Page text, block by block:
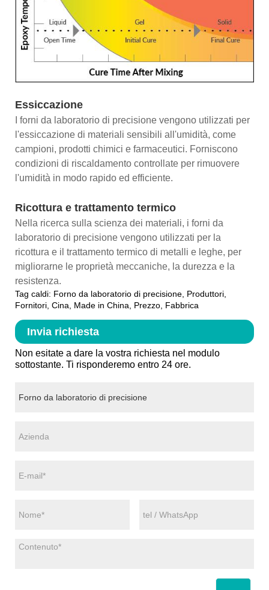
Essiccazione
I forni da laboratorio di precisione vengono utilizzati per
l'essiccazione di materiali sensibili all'umidità, come
campioni, prodotti chimici e farmaceutici. Forniscono
condizioni di riscaldamento controllate per rimuovere
l'umidità in modo rapido ed efficiente.
Ricottura e trattamento termico
Nella ricerca sulla scienza dei materiali, i forni da
laboratorio di precisione vengono utilizzati per la
ricottura e il trattamento termico di metalli e leghe, per
migliorarne le proprietà meccaniche, la durezza e la
resistenza.
Tag caldi: Forno da laboratorio di precisione, Produttori,
Fornitori, Cina, Made in China, Prezzo, Fabbrica
Invia richiesta
Non esitate a dare la vostra richiesta nel modulo
sottostante. Ti risponderemo entro 24 ore.